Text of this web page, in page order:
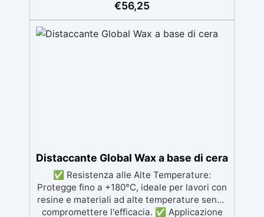
ABRANET (P120-P400) per modellare e dare
l’aspirazione della polvere di resina. ✅
Finitura Satinata: Set MICROSTAR (P800-
con facilità.
€56,25
Distaccante Global Wax a base di cera
✅ Resistenza alle Alte Temperature:
Protegge fino a +180°C, ideale per lavori con
resine e materiali ad alte temperature senza
compromettere l'efficacia. ✅ Applicazione